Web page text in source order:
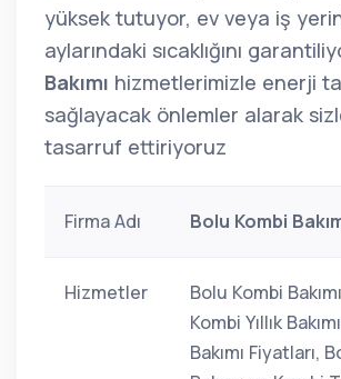
yüksek tutuyor, ev veya iş
aylarındaki sıcaklığını
Bakımı hizmetlerimizle enerji
sağlayacak önlemler alarak
tasarruf ettiriyoruz
Firma Adı Bolu Kombi
Hizmetler
Bolu Kombi
Kombi Yıllık
Bakımı Fiyatları,